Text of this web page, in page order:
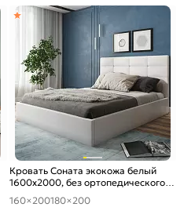
Кровать Соната экокожа белый
1600x2000, без ортопедического
основания, изголовье мягкое
160×200180×200